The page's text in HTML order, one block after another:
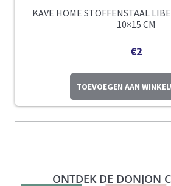
KAVE HOME STOFFENSTAAL
10×15 CM
€2
TOEVOEGEN AAN
ONTDEK DE DONJON